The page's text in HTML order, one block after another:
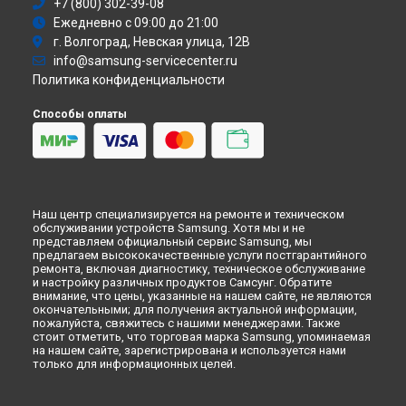
Ремонт духового шкафа BFN1591G Samsung в
Ремонт духового шкафа BFN1591G Samsung в
Петербурге
Атс
Смарт-часы
Варочная панель
Посудомоечная машина
Морозильная камера
Кондиционер
Духовой шкаф
Вытяжка
+7 (800) 302-39-08
Ежедневно с 09:00 до 21:00
г. Волгоград, Невская улица, 12В
info@samsung-servicecenter.ru
Политика конфиденциальности
Способы оплаты
Наш центр специализируется на ремонте и техническом
обслуживании устройств Samsung. Хотя мы и не
представляем официальный сервис Samsung, мы
предлагаем высококачественные услуги постгарантийного
ремонта, включая диагностику, техническое обслуживание
и настройку различных продуктов Самсунг. Обратите
внимание, что цены, указанные на нашем сайте, не являются
окончательными; для получения актуальной информации,
пожалуйста, свяжитесь с нашими менеджерами. Также
стоит отметить, что торговая марка Samsung, упоминаемая
на нашем сайте, зарегистрирована и используется нами
только для информационных целей.